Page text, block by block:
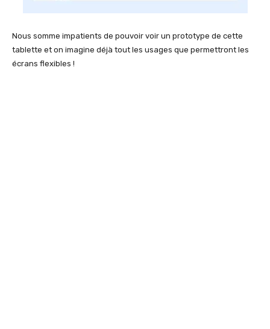
Nous somme impatients de pouvoir voir un prototype de cette
tablette et on imagine déjà tout les usages que permettront les
écrans flexibles !